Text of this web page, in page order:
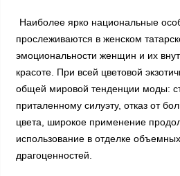
Наиболее ярко национальные
прослеживаются в женском
эмоциональности женщин и их
красоте. При всей цветовой
общей мировой тенденции моды:
приталенному силуэту, отказ от
цвета, широкое применение
использование в отделке
драгоценностей.